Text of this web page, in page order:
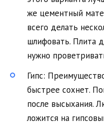
же цементный
всего делать
шлифовать. Плита
нужно
Гипс:
быстрее сохнет.
после высыхания.
ложится на